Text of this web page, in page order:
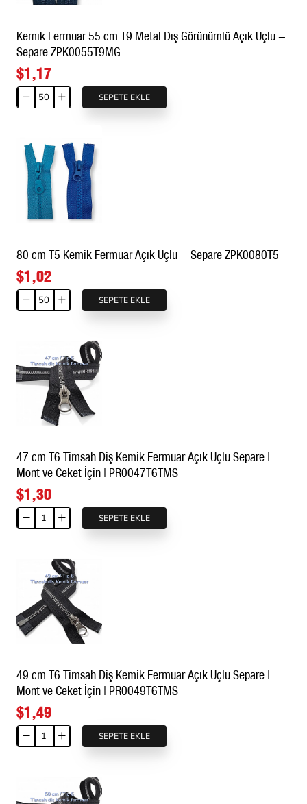
Kemik Fermuar 55 cm T9 Metal Diş Görünümlü Açık Uçlu -
Separe ZPK0055T9MG
$1,17
Kemik
Fermuar
cm
T9
Metal
Diş
Görünümlü
Açık
-
Separe
ZPK0055T9MG
SEPETE EKLE
80 cm T5 Kemik Fermuar Açık Uçlu - Separe ZPK0080T5
$1,02
80
cm
Fermuar
Açık
Separe
SEPETE EKLE
47 cm T6 Timsah Diş Kemik Fermuar Açık Uçlu Separe |
Mont ve Ceket İçin | PR0047T6TMS
$1,30
47
cm
Kemik
Fermuar
Açık
|
Mont
ve
Ceket
İçin
|
SEPETE EKLE
49 cm T6 Timsah Diş Kemik Fermuar Açık Uçlu Separe |
Mont ve Ceket İçin | PR0049T6TMS
$1,49
49
cm
SEPETE EKLE